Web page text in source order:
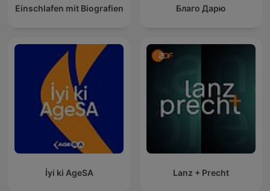
Einschlafen mit Biografien Благо Дарю
İyi ki AgeSA Lanz + Precht